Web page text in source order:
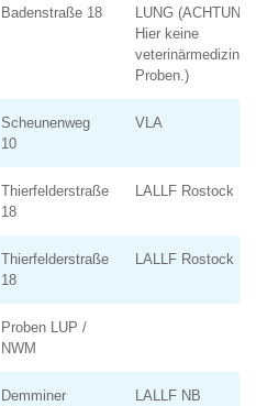
Badenstraße 18
LUNG (ACHTUNG:
Hier keine
Proben.)
Scheunenweg
10
VLA
Thierfelderstraße
18
LALLF Rostock
Thierfelderstraße
18
LALLF Rostock
Proben LUP /
NWM
Demminer
LALLF NB